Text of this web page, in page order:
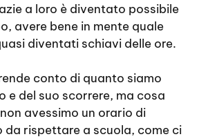
a loro è diventato possibile
avere bene in mente quale
diventati schiavi delle ore.
conto di quanto siamo
e del suo scorrere, ma cosa
avessimo un orario di
da rispettare a scuola, come ci